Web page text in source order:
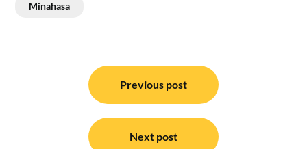
Minahasa
Previous post
Next post